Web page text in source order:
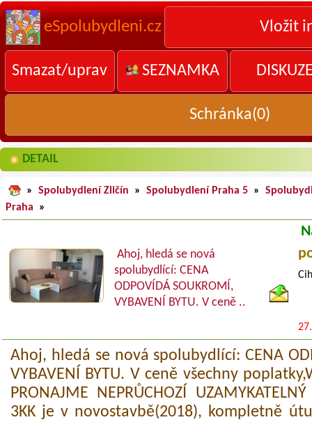
eSpolubydleni.cz Vložit
Smazat/uprav SEZNAMKA
Schránka(0)
DETAIL
» Spolubydlení Zličín » Spolubydlení Praha 5 »
Praha
»
Ahoj, hledá se nová
spolubydlící: CENA
ODPOVÍDÁ SOUKROMÍ,
VYBAVENÍ BYTU. V ceně ..
Ahoj, hledá se nová spolubydlící: CENA
VYBAVENÍ BYTU. V ceně všechny
PRONAJME NEPRŮCHOZÍ
3KK je v novostavbě(2018), kompletně